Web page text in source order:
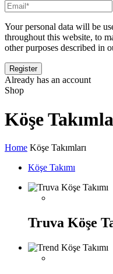
Your personal data will be
throughout this website, to
other purposes described in
Already has an account
Shop
Köşe
Home Köşe Takımları
Köşe Takımı
Truva Köşe